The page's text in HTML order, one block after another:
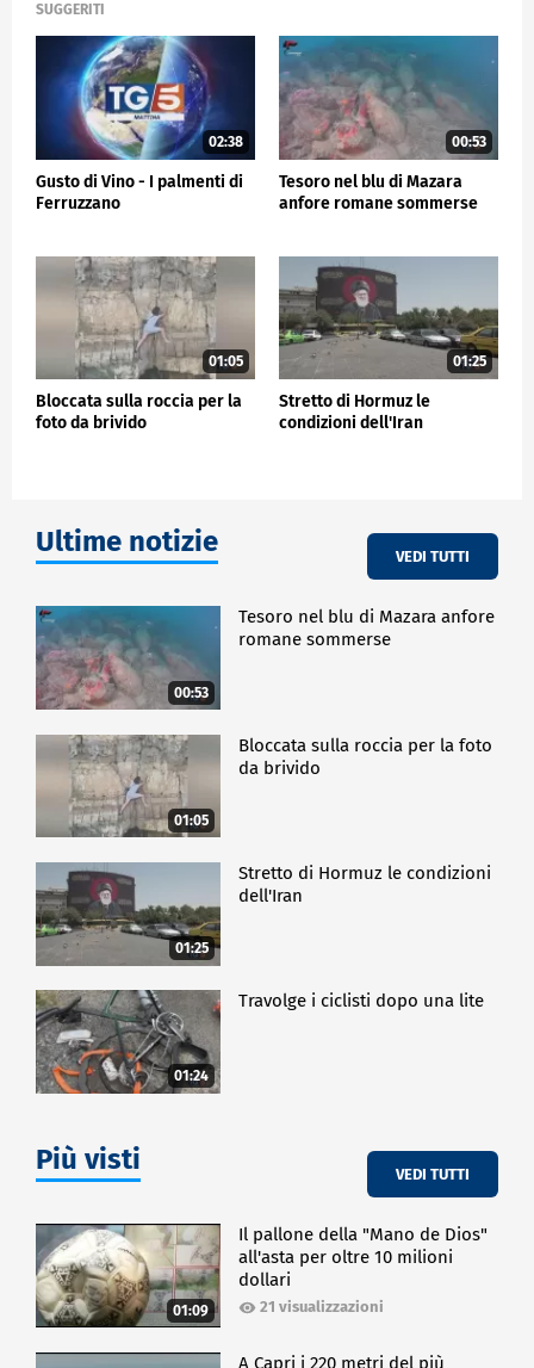
SUGGERITI
02:38
Gusto di Vino - I palmenti di
Ferruzzano
00:53
Tesoro nel blu di Mazara
anfore romane sommerse
01:05
Bloccata sulla roccia per la
foto da brivido
01:25
Stretto di Hormuz le
condizioni dell'Iran
Ultime notizie VEDI TUTTI
00:53
Tesoro nel blu di Mazara anfore
romane sommerse
01:05
Bloccata sulla roccia per la foto
da brivido
01:25
Stretto di Hormuz le condizioni
dell'Iran
01:24
Travolge i ciclisti dopo una lite
Più visti VEDI TUTTI
01:09
Il pallone della "Mano de Dios"
all'asta per oltre 10 milioni
dollari
21 visualizzazioni
A Capri i 220 metri del più